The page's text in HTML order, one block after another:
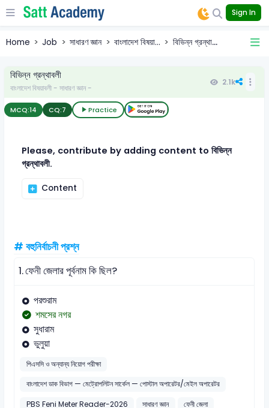
Sign In
Home Job সাধারণ জ্ঞান বাংলাদেশ বিষয়া... বিভিন্ন গ্রন্থা...
বিভিন্ন গ্রন্থাবলী
বাংলাদেশ বিষয়াবলী - সাধারণ জ্ঞান -
2.1k
MCQ:14 CQ:7 Practice
Please, contribute by adding content to বিভিন্ন
গ্রন্থাবলী.
Content
# বহুনির্বাচনী প্রশ্ন
1.ফেনী জেলার পূর্বনাম কি ছিল?
পরশুরাম
শমসের নগর
সুধারাম
ভুলুয়া
পিএসসি ও অন্যান্য নিয়োগ পরীক্ষা
বাংলাদেশ ডাক বিভাগ — মেট্রোপলিটন সার্কেল — পোস্টাল অপারেটর/মেইল অপারেটর
PBS Feni Meter Reader-2026
সাধারণ জ্ঞান ফেনী জেলা